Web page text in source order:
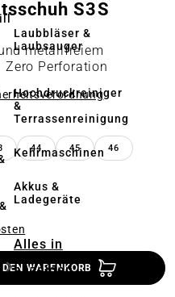
Laubbläser &
Laubsauger
Hochdruckreiniger
&
Terrassenreinigung
Kehrmaschinen
Akkus &
Ladegeräte
Alles in
anzeigen
S3S
metallfreiem
Perforation
44 45 46
DEN WARENKORB